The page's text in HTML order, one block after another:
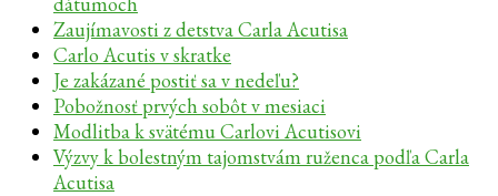
Zaujímavosti z detstva Carla Acutisa
Carlo Acutis v skratke
Je zakázané postiť sa v nedeľu?
Pobožnosť prvých sobôt v mesiaci
Modlitba k svätému Carlovi Acutisovi
Výzvy k bolestným tajomstvám ruženca podľa Carla
Acutisa